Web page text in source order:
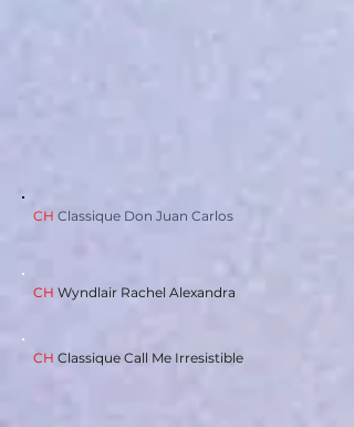
CH Classique Don Juan Carlos
CH Wyndlair Rachel Alexandra
CH Classique Call Me Irresistible